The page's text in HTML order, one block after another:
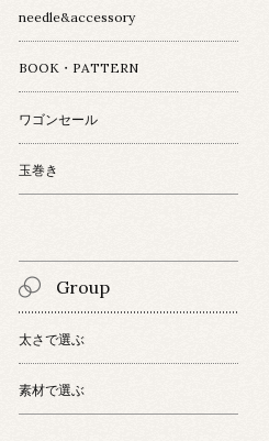
needle&accessory
BOOK・PATTERN
ワゴンセール
玉巻き
Group
太さで選ぶ
素材で選ぶ